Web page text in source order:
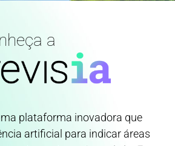
a
plataforma inovadora que
artificial para indicar áreas